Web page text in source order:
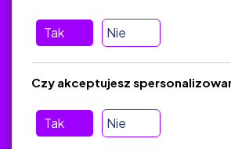
wiadomość nie trafiła do folderu SPAM)
Tak Nie
Tak Nie
Czy akceptujesz